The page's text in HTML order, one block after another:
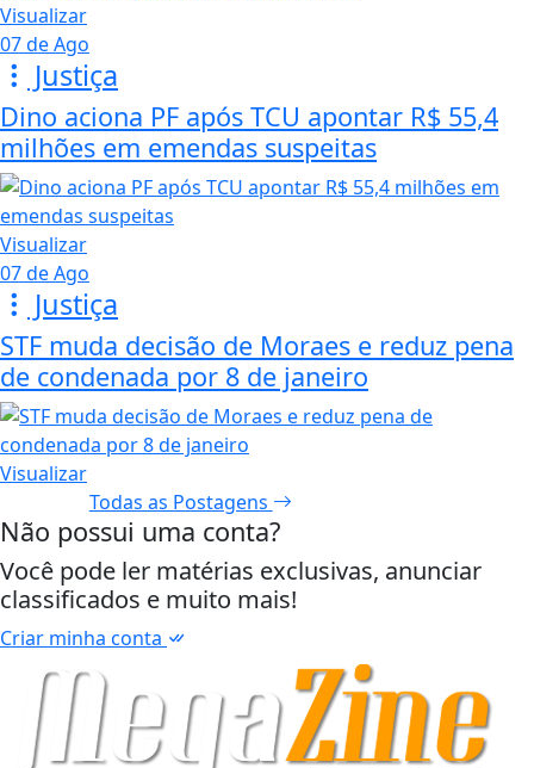
Visualizar
07 de Ago
Justiça
Dino aciona PF após TCU apontar R$ 55,4
milhões em emendas suspeitas
Visualizar
07 de Ago
Justiça
STF muda decisão de Moraes e reduz pena
de condenada por 8 de janeiro
Visualizar
Todas as Postagens
Não possui uma conta?
Você pode ler matérias exclusivas, anunciar
classificados e muito mais!
Criar minha conta